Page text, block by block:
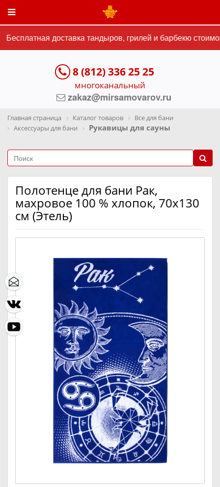
Бесплатная доставка тандыров, грилей и барбекю
8 (812) 336 25 25
многоканальный
zakaz@mirsamovarov.ru
Главная страница Каталог товаров
Все для бани
Аксессуары для бани
Рукавицы для сауны
Полотенце для бани Рак,
махровое 100 % хлопок, 70х130
см (Этель)